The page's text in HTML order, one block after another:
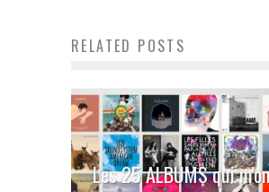
RELATED POSTS
Les 25 ALBUMS qui